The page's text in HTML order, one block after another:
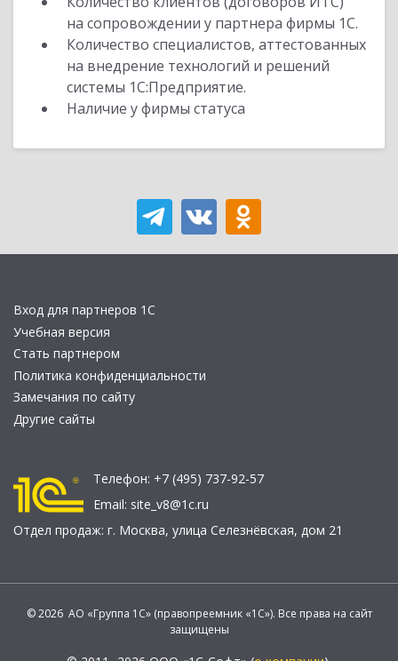
на сопровождении у партнера фирмы 1С.
Количество специалистов, аттестованных
на внедрение технологий и решений
системы 1С:Предприятие.
Наличие у фирмы статуса
Вход для партнеров 1С
Учебная версия
Стать партнером
Политика конфиденциальности
Замечания по сайту
Другие сайты
Телефон: +7 (495) 737-92-57
Email: site_v8@1c.ru
Отдел продаж: г. Москва, улица Селезнёвская, дом 21
© 2026 АО «Группа 1С» (правопреемник «1С»). Все права на сайт
защищены